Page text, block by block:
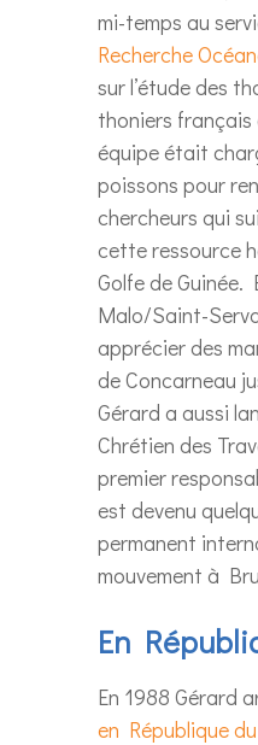
mi-temps au
Recherche
sur l’étude des
thoniers français
équipe était
poissons pour
chercheurs qui
cette ressource
Golfe de
Malo/Saint-
apprécier des
de Concarneau
Gérard a aussi
Chrétien des
premier
est devenu
permanent
mouvement à
En
En 1988 Gérard
en République